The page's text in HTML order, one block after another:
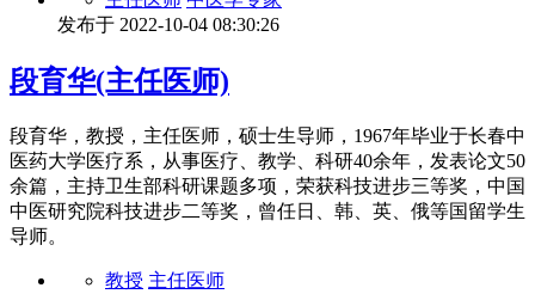
发布于 2022-10-04 08:30:26
段育华(主任医师)
段育华，教授，主任医师，硕士生导师，1967年毕业于长春中
医药大学医疗系，从事医疗、教学、科研40余年，发表论文50
余篇，主持卫生部科研课题多项，荣获科技进步三等奖，中国
中医研究院科技进步二等奖，曾任日、韩、英、俄等国留学生
导师。
教授 主任医师